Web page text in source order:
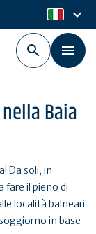
it
keyboard_arrow_down
Baia
Da soli, in
fare il pieno di
località balneari
in base